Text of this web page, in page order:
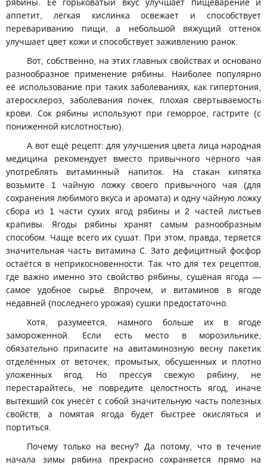
рябины. Её горьковатый вкус улучшает пищеварение и
аппетит, лёгкая кислинка освежает и способствует
перевариванию пищи, а небольшой вяжущий оттенок
улучшает цвет кожи и способствует заживлению ранок.
Вот, собственно, на этих главных свойствах и основано
разнообразное применение рябины. Наиболее популярно
её использование при таких заболеваниях, как гипертония,
атеросклероз, заболевания почек, плохая свёртываемость
крови. Сок рябины используют при геморрое, гастрите (с
пониженной кислотностью).
А вот ещё рецепт: для улучшения цвета лица народная
медицина рекомендует вместо привычного чёрного чая
употреблять витаминный напиток. На стакан кипятка
возьмите 1 чайную ложку своего привычного чая (для
сохранения любимого вкуса и аромата) и одну чайную ложку
сбора из 1 части сухих ягод рябины и 2 частей листьев
крапивы. Ягоды рябины хранят самым разнообразным
способом. Чаще всего их сушат. При этом, правда, теряется
значительная часть витамина С. Зато дефицитный фосфор
остаётся в неприкосновенности. Так что для тех рецептов,
где важно именно это свойство рябины, сушёная ягода —
самое удобное сырьё. Впрочем, и витаминов в ягоде
недавней (последнего урожая) сушки предостаточно.
Хотя, разумеется, намного больше их в ягоде
замороженной. Если есть место в морозильнике,
обязательно припасите на авитаминозную весну пакетик
отделённых от веточек, промытых, обсушенных и плотно
уложенных ягод. Но прессуя свежую рябину, не
перестарайтесь, не повредите целостность ягод, иначе
вытекший сок унесёт с собой значительную часть полезных
свойств, а помятая ягода будет быстрее окисляться и
портиться.
Почему только на весну? Да потому, что в течение
начала зимы рябина прекрасно сохраняется прямо на